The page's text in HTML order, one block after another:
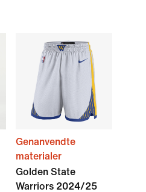
Genanvendte
materialer
Golden State
Warriors 2024/25